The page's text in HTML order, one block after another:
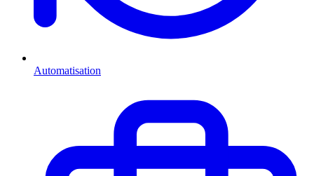
Automatisation